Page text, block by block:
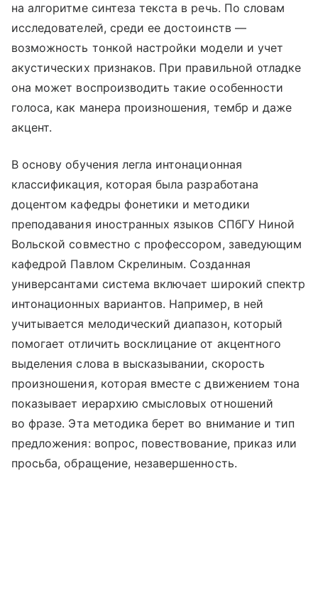
на алгоритме синтеза текста в речь. По словам
исследователей, среди ее достоинств —
возможность тонкой настройки модели и учет
акустических признаков. При правильной отладке
она может воспроизводить такие особенности
голоса, как манера произношения, тембр и даже
акцент.
В основу обучения легла интонационная
классификация, которая была разработана
доцентом кафедры фонетики и методики
преподавания иностранных языков СПбГУ Ниной
Вольской совместно с профессором, заведующим
кафедрой Павлом Скрелиным. Созданная
универсантами система включает широкий спектр
интонационных вариантов. Например, в ней
учитывается мелодический диапазон, который
помогает отличить восклицание от акцентного
выделения слова в высказывании, скорость
произношения, которая вместе с движением тона
показывает иерархию смысловых отношений
во фразе. Эта методика берет во внимание и тип
предложения: вопрос, повествование, приказ или
просьба, обращение, незавершенность.